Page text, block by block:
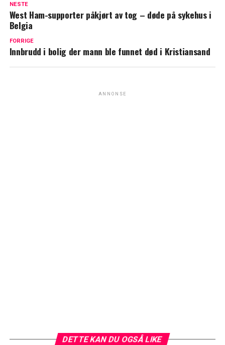
NESTE
West Ham-supporter påkjørt av tog – døde på sykehus i
Belgia
FORRIGE
Innbrudd i bolig der mann ble funnet død i Kristiansand
ANNONSE
DETTE KAN DU OGSÅ LIKE